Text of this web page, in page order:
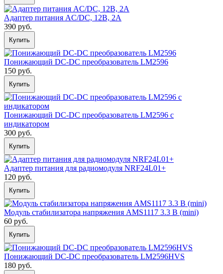
Адаптер питания AC/DC, 12В, 2А
390 руб.
Купить
Понижающий DC-DC преобразователь LM2596
150 руб.
Купить
Понижающий DC-DC преобразователь LM2596 с
индикатором
300 руб.
Купить
Адаптер питания для радиомодуля NRF24L01+
120 руб.
Купить
Модуль стабилизатора напряжения AMS1117 3.3 В (mini)
60 руб.
Купить
Понижающий DC-DC преобразователь LM2596HVS
180 руб.